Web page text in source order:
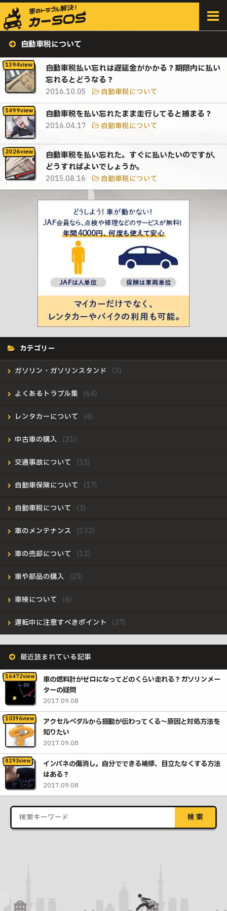
HOME > すべての記事 >
自動車税について
自動車税払い忘れは遅延金がかかる？期限内に払い
忘れるとどうなる？
2016.10.05 自動車税について
自動車税を払い忘れたまま走行してると捕まる？
2016.04.17 自動車税について
自動車税を払い忘れた。すぐに払いたいのですが、
どうすればよいでしょうか。
2015.08.16 自動車税について
カテゴリー
ガソリン・ガソリンスタンド
よくあるトラブル集
レンタカーについて
中古車の購入
交通事故について
自動車保険について
自動車税について
車のメンテナンス
車の売却について
車や部品の購入
車検について
運転中に注意すべきポイント
最近読まれている記事
車の燃料計がゼロになってどのくらい走れる？ガソリンメー
ターの疑問
2017.09.08
アクセルペダルから振動が伝わってくる〜原因と対処方法を
知りたい
2017.09.08
インパネの傷消し。自分でできる補修、目立たなくする方法
はある？
2017.09.08